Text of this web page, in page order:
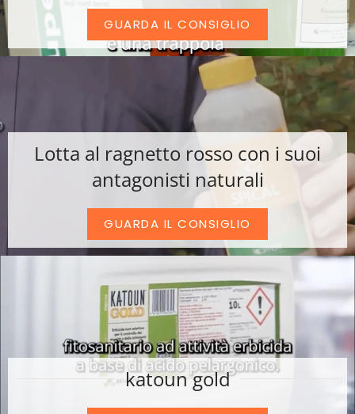
GUARDA IL CONSIGLIO
Lotta al ragnetto rosso con i suoi
antagonisti naturali
GUARDA IL CONSIGLIO
katoun gold